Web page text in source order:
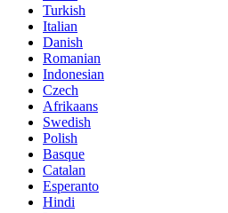
Turkish
Italian
Danish
Romanian
Indonesian
Czech
Afrikaans
Swedish
Polish
Basque
Catalan
Esperanto
Hindi